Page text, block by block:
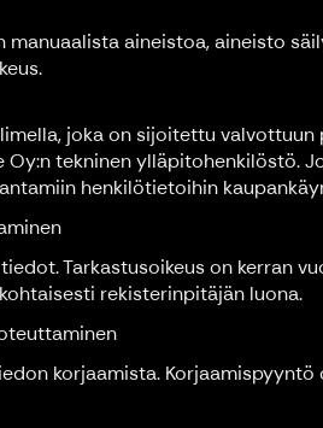
aineistoa, aineisto
joka on sijoitettu
tekninen ylläpitohenkilöstö.
henkilötietoihin
Tarkastusoikeus on kerran
rekisterinpitäjän luona.
korjaamista.